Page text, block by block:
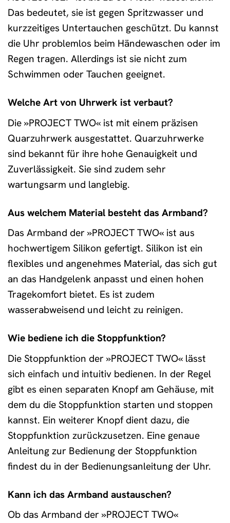
Das bedeutet, sie ist gegen Spritzwasser und
kurzzeitiges Untertauchen geschützt. Du kannst
die Uhr problemlos beim Händewaschen oder im
Regen tragen. Allerdings ist sie nicht zum
Schwimmen oder Tauchen geeignet.
Welche Art von Uhrwerk ist verbaut?
Die »PROJECT TWO« ist mit einem präzisen
Quarzuhrwerk ausgestattet. Quarzuhrwerke
sind bekannt für ihre hohe Genauigkeit und
Zuverlässigkeit. Sie sind zudem sehr
wartungsarm und langlebig.
Aus welchem Material besteht das Armband?
Das Armband der »PROJECT TWO« ist aus
hochwertigem Silikon gefertigt. Silikon ist ein
flexibles und angenehmes Material, das sich gut
an das Handgelenk anpasst und einen hohen
Tragekomfort bietet. Es ist zudem
wasserabweisend und leicht zu reinigen.
Wie bediene ich die Stoppfunktion?
Die Stoppfunktion der »PROJECT TWO« lässt
sich einfach und intuitiv bedienen. In der Regel
gibt es einen separaten Knopf am Gehäuse, mit
dem du die Stoppfunktion starten und stoppen
kannst. Ein weiterer Knopf dient dazu, die
Stoppfunktion zurückzusetzen. Eine genaue
Anleitung zur Bedienung der Stoppfunktion
findest du in der Bedienungsanleitung der Uhr.
Kann ich das Armband austauschen?
Ob das Armband der »PROJECT TWO«